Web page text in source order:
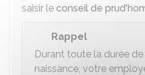
saisir le conseil de
Rappel
Durant toute la durée
naissance, votre